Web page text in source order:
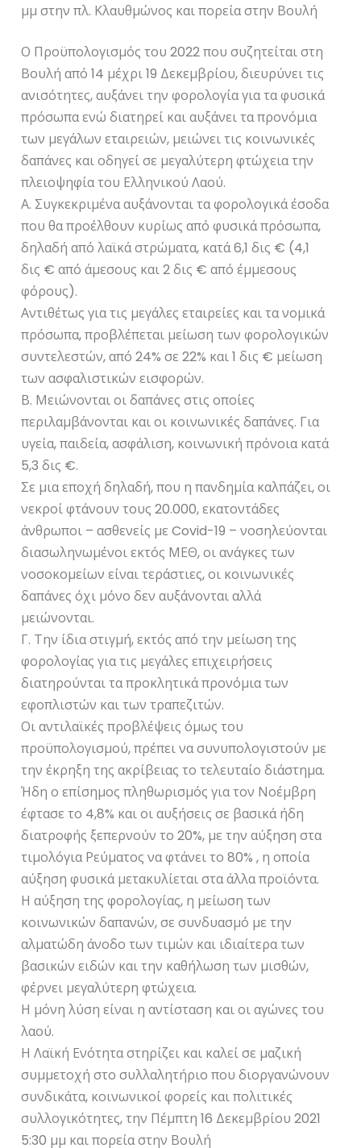
μμ στην πλ. Κλαυθμώνος και πορεία στην Βουλή
Ο Προϋπολογισμός του 2022 που συζητείται στη
Βουλή από 14 μέχρι 19 Δεκεμβρίου, διευρύνει τις
ανισότητες, αυξάνει την φορολογία για τα φυσικά
πρόσωπα ενώ διατηρεί και αυξάνει τα προνόμια
των μεγάλων εταιρειών, μειώνει τις κοινωνικές
δαπάνες και οδηγεί σε μεγαλύτερη φτώχεια την
πλειοψηφία του Ελληνικού Λαού.
Α. Συγκεκριμένα αυξάνονται τα φορολογικά έσοδα
που θα προέλθουν κυρίως από φυσικά πρόσωπα,
δηλαδή από λαϊκά στρώματα, κατά 6,1 δις € (4,1
δις € από άμεσους και 2 δις € από έμμεσους
φόρους).
Αντιθέτως για τις μεγάλες εταιρείες και τα νομικά
πρόσωπα, προβλέπεται μείωση των φορολογικών
συντελεστών, από 24% σε 22% και 1 δις € μείωση
των ασφαλιστικών εισφορών.
Β. Μειώνονται οι δαπάνες στις οποίες
περιλαμβάνονται και οι κοινωνικές δαπάνες. Για
υγεία, παιδεία, ασφάλιση, κοινωνική πρόνοια κατά
5,3 δις €.
Σε μια εποχή δηλαδή, που η πανδημία καλπάζει, οι
νεκροί φτάνουν τους 20.000, εκατοντάδες
άνθρωποι – ασθενείς με Covid-19 – νοσηλεύονται
διασωληνωμένοι εκτός ΜΕΘ, οι ανάγκες των
νοσοκομείων είναι τεράστιες, οι κοινωνικές
δαπάνες όχι μόνο δεν αυξάνονται αλλά
μειώνονται.
Γ. Την ίδια στιγμή, εκτός από την μείωση της
φορολογίας για τις μεγάλες επιχειρήσεις
διατηρούνται τα προκλητικά προνόμια των
εφοπλιστών και των τραπεζιτών.
Οι αντιλαϊκές προβλέψεις όμως του
προϋπολογισμού, πρέπει να συνυπολογιστούν με
την έκρηξη της ακρίβειας το τελευταίο διάστημα.
Ήδη ο επίσημος πληθωρισμός για τον Νοέμβρη
έφτασε το 4,8% και οι αυξήσεις σε βασικά ήδη
διατροφής ξεπερνούν το 20%, με την αύξηση στα
τιμολόγια Ρεύματος να φτάνει το 80% , η οποία
αύξηση φυσικά μετακυλίεται στα άλλα προϊόντα.
Η αύξηση της φορολογίας, η μείωση των
κοινωνικών δαπανών, σε συνδυασμό με την
αλματώδη άνοδο των τιμών και ιδιαίτερα των
βασικών ειδών και την καθήλωση των μισθών,
φέρνει μεγαλύτερη φτώχεια.
Η μόνη λύση είναι η αντίσταση και οι αγώνες του
λαού.
Η Λαϊκή Ενότητα στηρίζει και καλεί σε μαζική
συμμετοχή στο συλλαλητήριο που διοργανώνουν
συνδικάτα, κοινωνικοί φορείς και πολιτικές
συλλογικότητες, την Πέμπτη 16 Δεκεμβρίου 2021
5:30 μμ και πορεία στην Βουλή